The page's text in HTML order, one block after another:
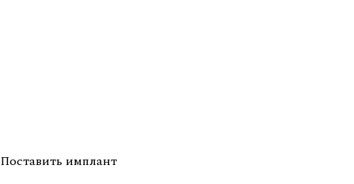
Поставить имплант